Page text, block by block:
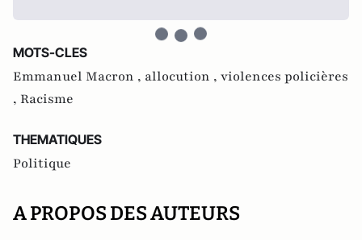
MOTS-CLES
Emmanuel Macron , allocution , violences policières
, Racisme
THEMATIQUES
Politique
A PROPOS DES AUTEURS